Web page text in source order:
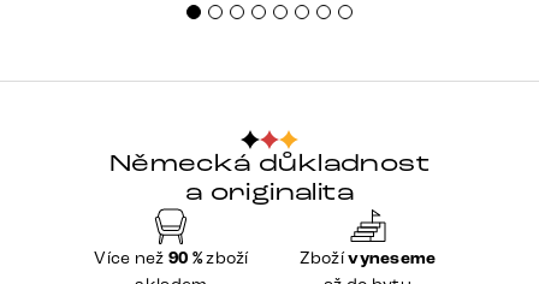
Německá důkladnost
a originalita
Více než 90 %zboží
Zbožívyneseme